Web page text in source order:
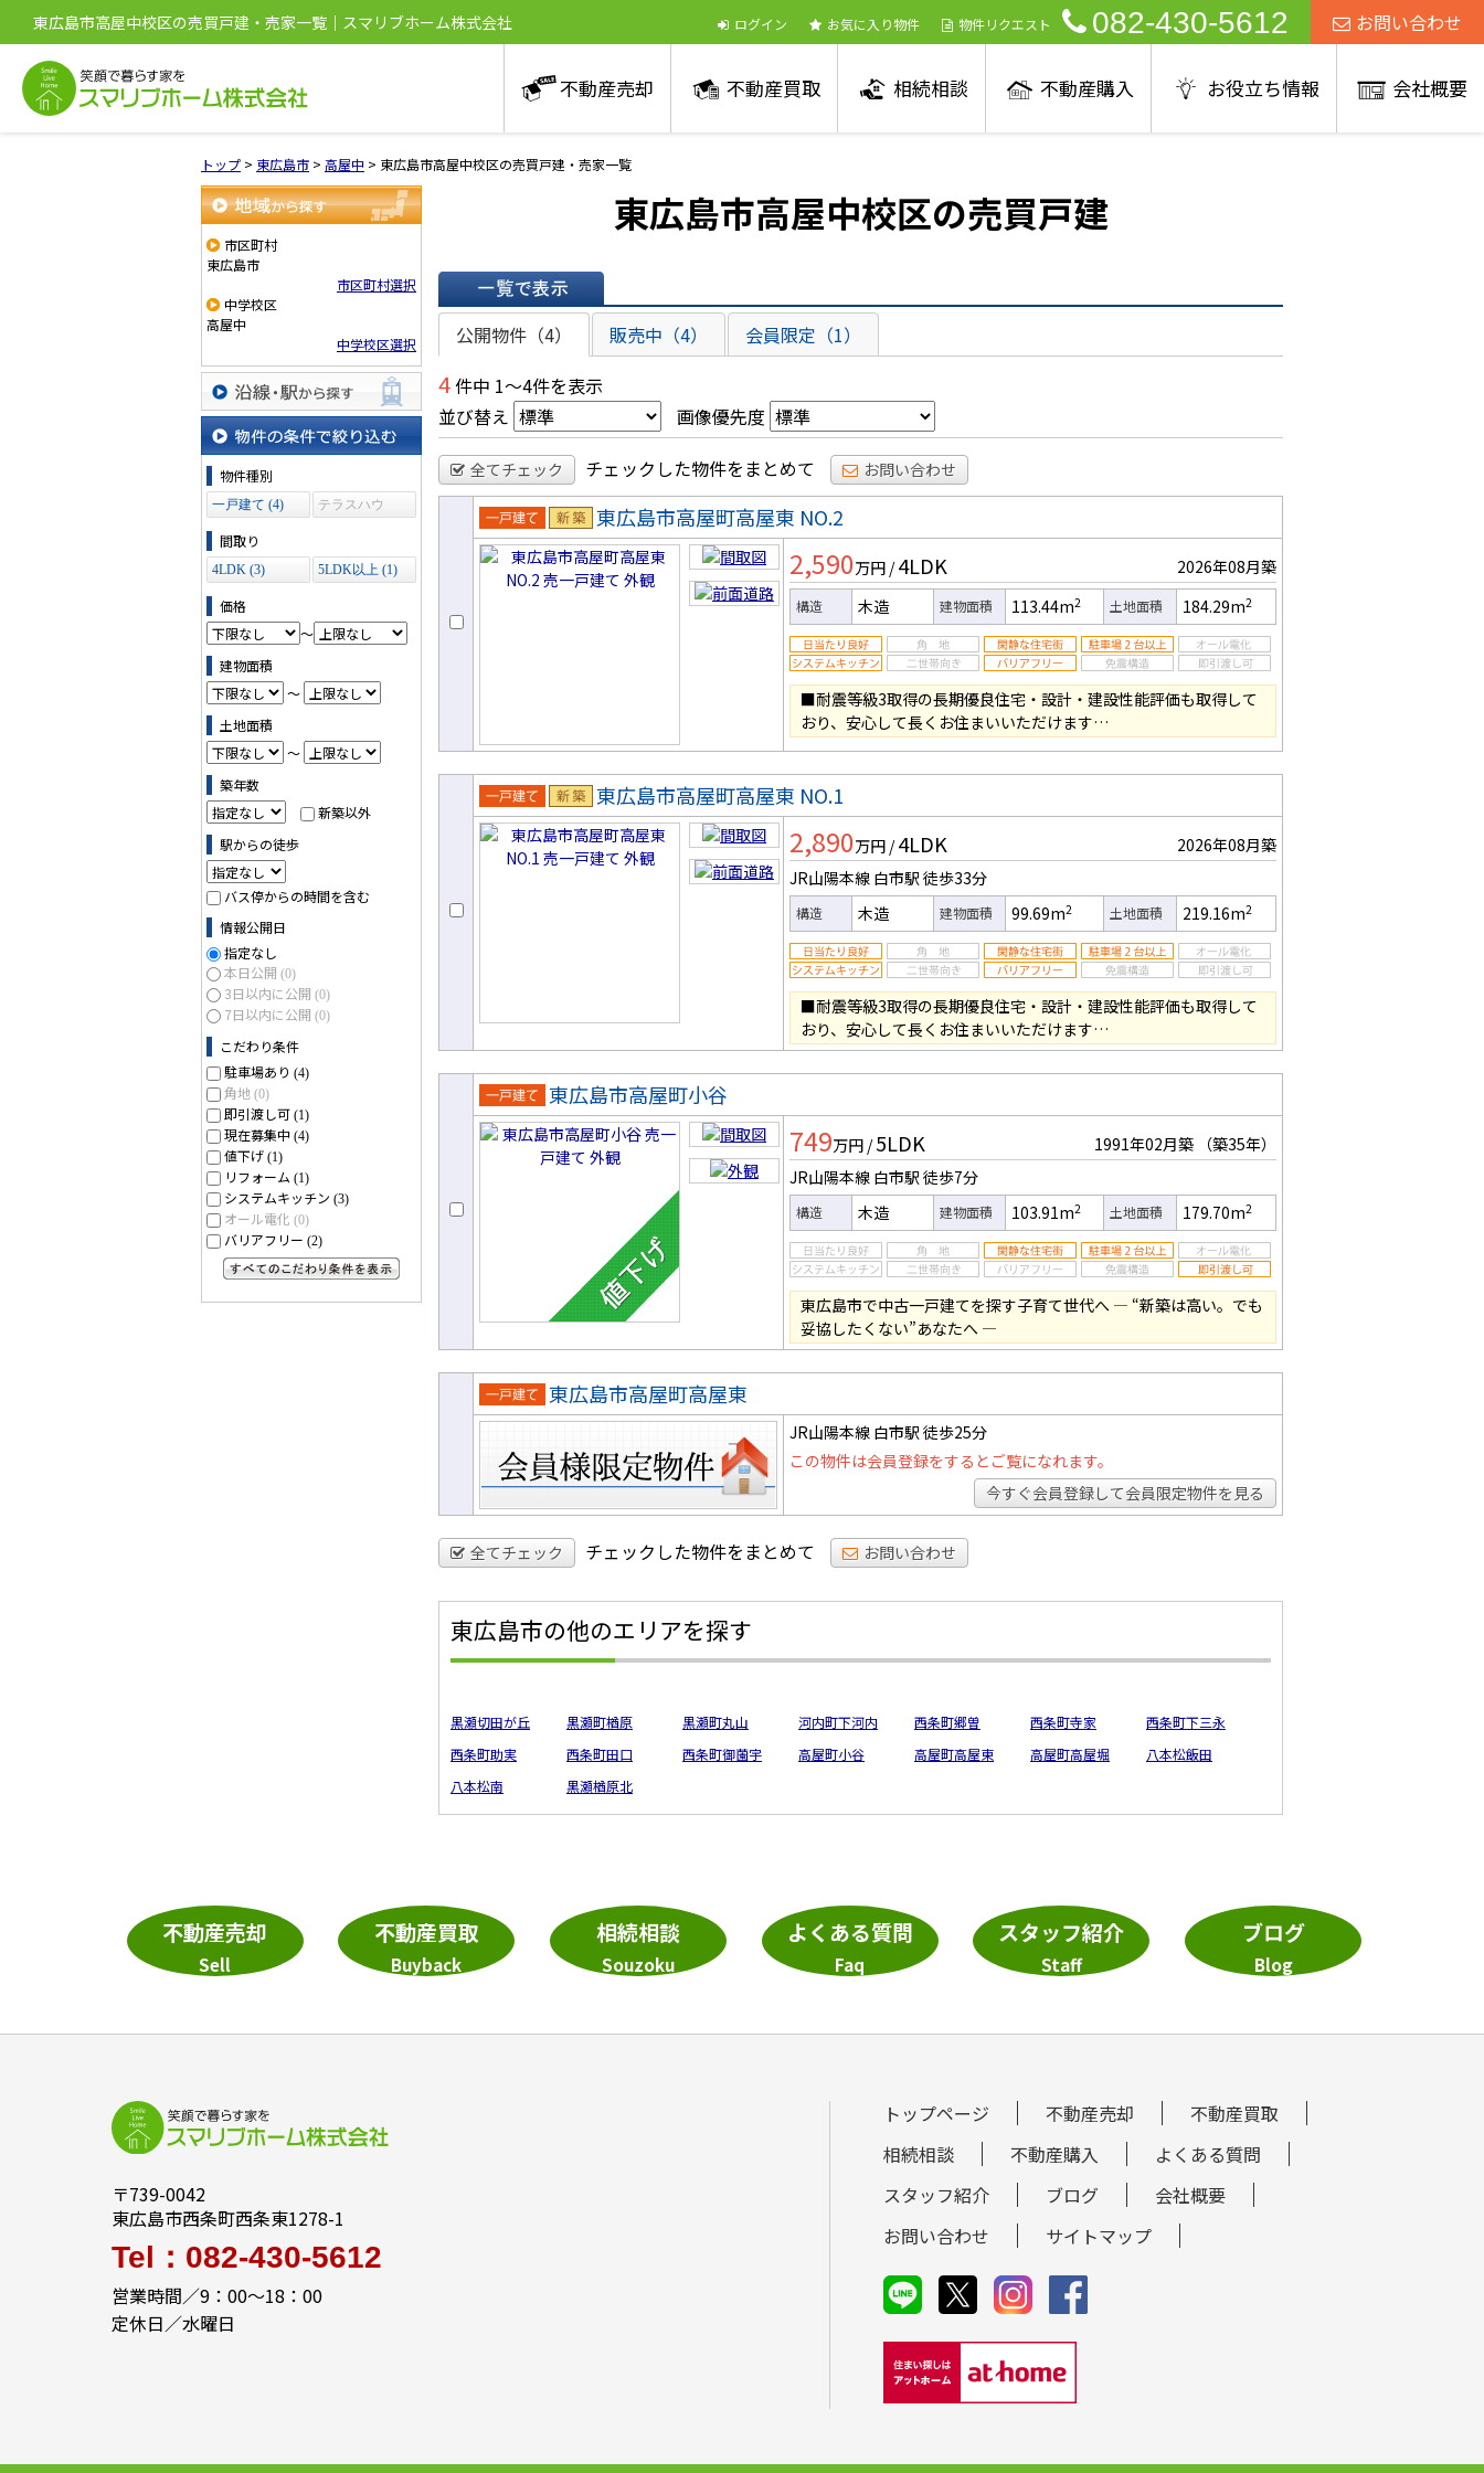
東広島市高屋中校区の売買戸建・売家一覧｜スマリブホーム株式会社 ログイン お気に入り物件 物件リクエスト 082-430-5612 お問い合わせ
不動産売却 不動産買取 相続相談 不動産購入 お役立ち情報 会社概要
トップ > 東広島市 > 高屋中 > 東広島市高屋中校区の売買戸建・売家一覧
地域から探す
市区町村
東広島市
市区町村選択
中学校区
高屋中
中学校区選択
沿線・駅から探す
物件の条件で絞り込む
物件種別
一戸建て (4)
テラスハウ
間取り
4LDK (3) 5LDK以上 (1)
価格
～
建物面積
～
土地面積
～
築年数
新築以外
駅からの徒歩
バス停からの時間を含む
情報公開日
指定なし
本日公開 (0)
3日以内に公開 (0)
7日以内に公開 (0)
こだわり条件
駐車場あり (4)
角地 (0)
即引渡し可 (1)
現在募集中 (4)
値下げ (1)
リフォーム (1)
システムキッチン (3)
オール電化 (0)
バリアフリー (2)
東広島市高屋中校区の売買戸建
一覧で表示
公開物件（4） 販売中（4） 会員限定（1）
4件中 1～4件を表示
並び替え
画像優先度
全てチェック チェックした物件をまとめて お問い合わせ
売一戸建
て
新築
東広島市高屋町高屋東 NO.2
2,590万円 / 4LDK 2026年08月築
構造 木造 建物面積 113.44m2 土地面積 184.29m2
■耐震等級3取得の長期優良住宅・設計・建設性能評価も取得して
おり、安心して長くお住まいいただけます…
売一戸建
て
新築
東広島市高屋町高屋東 NO.1
2,890万円 / 4LDK
2026年08月築
JR山陽本線 白市駅 徒歩33分
構造 木造 建物面積 99.69m2 土地面積 219.16m2
■耐震等級3取得の長期優良住宅・設計・建設性能評価も取得して
おり、安心して長くお住まいいただけます…
売一戸建
て
東広島市高屋町小谷
749万円 / 5LDK 1991年02月築
（築35年）
JR山陽本線 白市駅 徒歩7分
構造 木造 建物面積 103.91m2 土地面積 179.70m2
東広島市で中古一戸建てを探す子育て世代へ ― “新築は高い。でも
妥協したくない”あなたへ ―
一戸建て
東広島市高屋町高屋東
JR山陽本線 白市駅 徒歩25分
この物件は会員登録をするとご覧になれます。
今すぐ会員登録して会員限定物件を見る
全てチェック チェックした物件をまとめて お問い合わせ
東広島市の他のエリアを探す
黒瀬切田が丘 黒瀬町楢原 黒瀬町丸山 河内町下河内 西条町郷曽 西条町寺家
西条町下三永
西条町助実
西条町田口 西条町御薗宇 高屋町小谷 高屋町高屋東 高屋町高屋堀
八本松飯田
八本松南
黒瀬楢原北
不動産売却
Sell
不動産買取
Buyback
相続相談
Souzoku
よくある質問
Faq
スタッフ紹介
Staff
ブログ
Blog
〒739-0042
東広島市西条町西条東1278-1
Tel：082-430-5612
営業時間／9：00～18：00
定休日／水曜日
トップページ 不動産売却
不動産買取
相続相談
不動産購入
よくある質問
スタッフ紹介
ブログ
会社概要
お問い合わせ
サイトマップ